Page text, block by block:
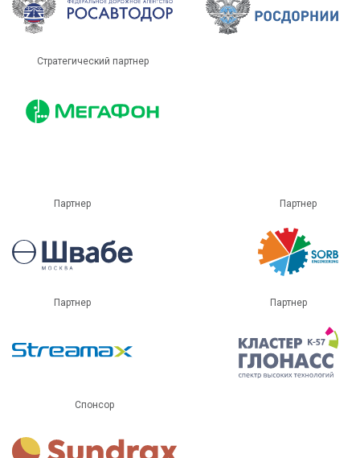
Стратегический партнер
Партнер Партнер
Партнер Партнер
Спонсор